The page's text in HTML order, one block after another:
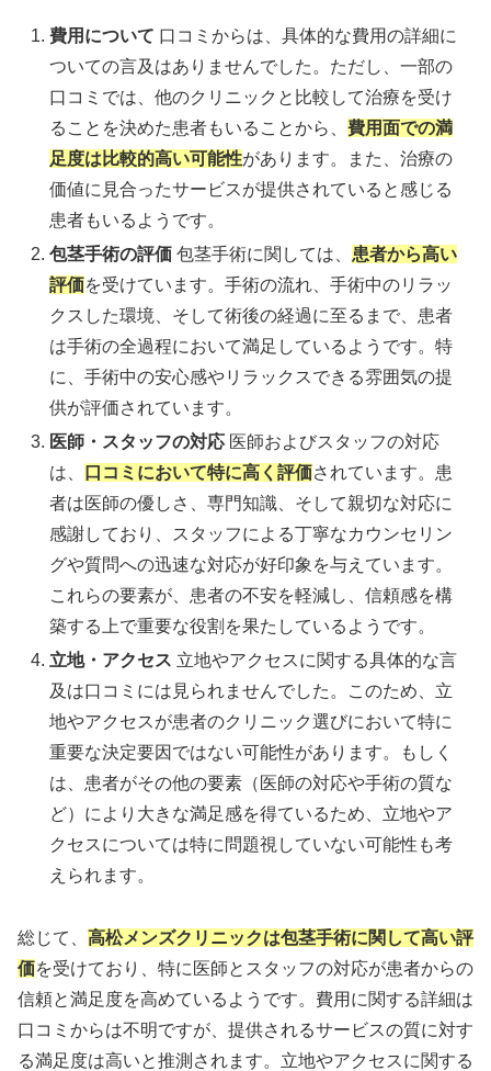
費用について 口コミからは、具体的な費用の詳細に
ついての言及はありませんでした。ただし、一部の
口コミでは、他のクリニックと比較して治療を受け
ることを決めた患者もいることから、費用面での満
足度は比較的高い可能性があります。また、治療の
価値に見合ったサービスが提供されていると感じる
患者もいるようです。
包茎手術の評価 包茎手術に関しては、 患者から高い
評価を受けています。手術の流れ、手術中のリラッ
クスした環境、そして術後の経過に至るまで、患者
は手術の全過程において満足しているようです。特
に、手術中の安心感やリラックスできる雰囲気の提
供が評価されています。
医師・スタッフの対応 医師およびスタッフの対応
は、
口コミにおいて特に高く評価されています。患
者は医師の優しさ、専門知識、そして親切な対応に
感謝しており、スタッフによる丁寧なカウンセリン
グや質問への迅速な対応が好印象を与えています。
これらの要素が、患者の不安を軽減し、信頼感を構
築する上で重要な役割を果たしているようです。
立地・アクセス 立地やアクセスに関する具体的な言
及は口コミには見られませんでした。このため、立
地やアクセスが患者のクリニック選びにおいて特に
重要な決定要因ではない可能性があります。もしく
は、患者がその他の要素（医師の対応や手術の質な
ど）により大きな満足感を得ているため、立地やア
クセスについては特に問題視していない可能性も考
えられます。
総じて、 高松メンズクリニックは包茎手術に関して高い評
価を受けており、特に医師とスタッフの対応が患者からの
信頼と満足度を高めているようです。費用に関する詳細は
口コミからは不明ですが、提供されるサービスの質に対す
る満足度は高いと推測されます。立地やアクセスに関する